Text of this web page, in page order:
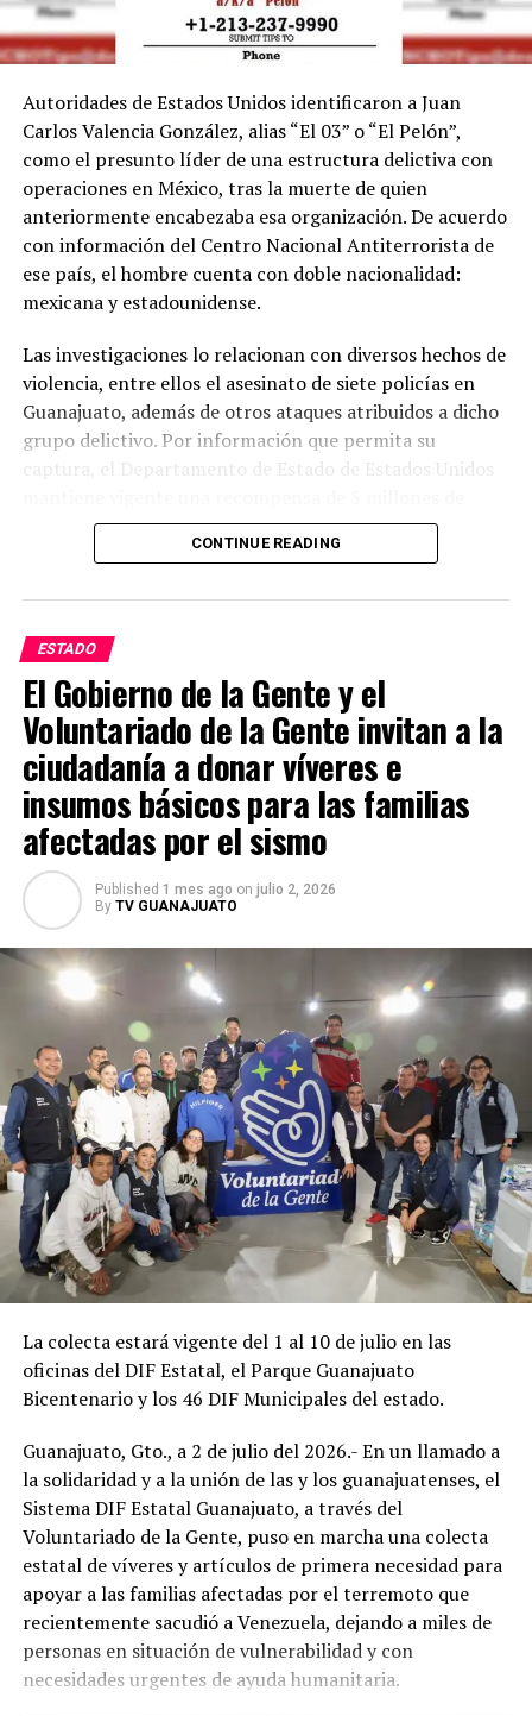
Autoridades de Estados Unidos identificaron a Juan
Carlos Valencia González, alias “El 03” o “El Pelón”,
como el presunto líder de una estructura delictiva con
operaciones en México, tras la muerte de quien
anteriormente encabezaba esa organización. De acuerdo
con información del Centro Nacional Antiterrorista de
ese país, el hombre cuenta con doble nacionalidad:
mexicana y estadounidense.
Las investigaciones lo relacionan con diversos hechos de
violencia, entre ellos el asesinato de siete policías en
Guanajuato, además de otros ataques atribuidos a dicho
grupo delictivo. Por información que permita su
captura, el Departamento de Estado de Estados Unidos
delictivo mantiene presencia en varios estados del país y
lo consideran uno de los principales generadores de
violencia. Mientras tanto, las investigaciones continúan
y las autoridades mexicanas y estadounidenses
mantienen la búsqueda de Juan Carlos Valencia
González para que responda ante la justicia por los
delitos que se le atribuyen.
CONTINUE READING
ESTADO
El Gobierno de la Gente y el
Voluntariado de la Gente invitan a la
ciudadanía a donar víveres e
insumos básicos para las familias
afectadas por el sismo
Published 1 mes ago on julio 2, 2026
By TV GUANAJUATO
La colecta estará vigente del 1 al 10 de julio en las
oficinas del DIF Estatal, el Parque Guanajuato
Bicentenario y los 46 DIF Municipales del estado.
Guanajuato, Gto., a 2 de julio del 2026.- En un llamado a
la solidaridad y a la unión de las y los guanajuatenses, el
Sistema DIF Estatal Guanajuato, a través del
Voluntariado de la Gente, puso en marcha una colecta
estatal de víveres y artículos de primera necesidad para
apoyar a las familias afectadas por el terremoto que
recientemente sacudió a Venezuela, dejando a miles de
personas en situación de vulnerabilidad y con
necesidades urgentes de ayuda humanitaria.